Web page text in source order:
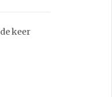
keer